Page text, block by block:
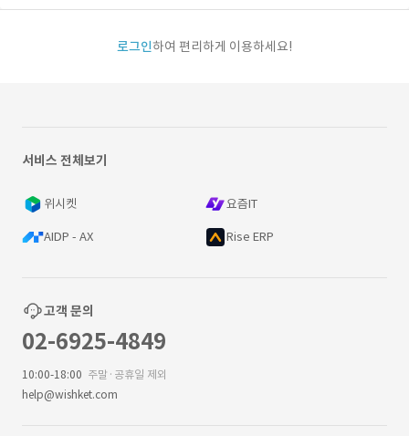
로그인하여 편리하게 이용하세요!
서비스 전체보기
위시켓 요즘IT
AIDP - AX Rise ERP
고객 문의
02-6925-4849
10:00-18:00 주말·공휴일 제외
help@wishket.com